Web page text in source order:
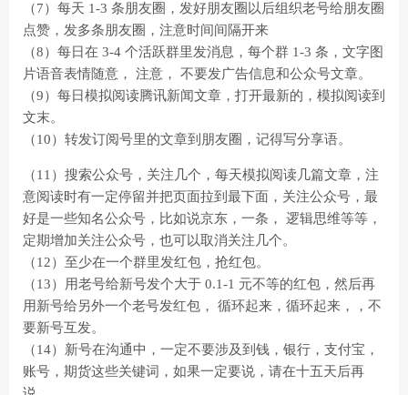
（7）每天 1-3 条朋友圈，发好朋友圈以后组织老号给朋友圈
点赞，发多条朋友圈，注意时间间隔开来
（8）每日在 3-4 个活跃群里发消息，每个群 1-3 条，文字图
片语音表情随意， 注意， 不要发广告信息和公众号文章。
（9）每日模拟阅读腾讯新闻文章，打开最新的，模拟阅读到
文末。
（10）转发订阅号里的文章到朋友圈，记得写分享语。
（11）搜索公众号，关注几个，每天模拟阅读几篇文章，注
意阅读时有一定停留并把页面拉到最下面，关注公众号，最
好是一些知名公众号，比如说京东，一条， 逻辑思维等等，
定期增加关注公众号，也可以取消关注几个。
（12）至少在一个群里发红包，抢红包。
（13）用老号给新号发个大于 0.1-1 元不等的红包，然后再
用新号给另外一个老号发红包， 循环起来，循环起来，，不
要新号互发。
（14）新号在沟通中，一定不要涉及到钱，银行，支付宝，
账号，期货这些关键词，如果一定要说，请在十五天后再